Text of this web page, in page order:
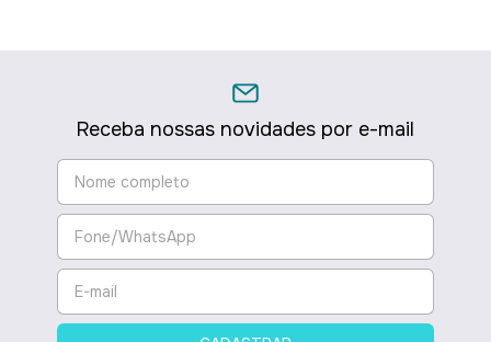
Receba nossas novidades por e-mail